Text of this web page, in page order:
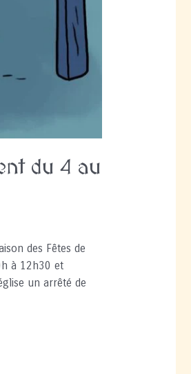
du 4 au
des Fêtes de
à 12h30 et
un arrêté de